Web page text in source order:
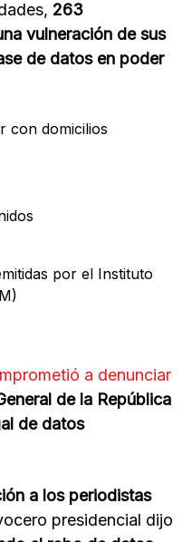
263
vulneración de sus
de datos en poder
con domicilios
por el Instituto
a denunciar
de la República
de datos
a los periodistas
presidencial dijo